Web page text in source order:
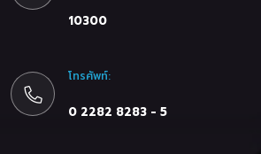
10300
โทรศัพท์:
0 2282 8283 - 5